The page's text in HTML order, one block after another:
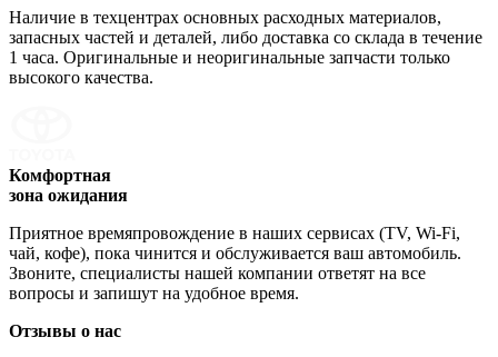
Наличие в техцентрах основных расходных материалов,
запасных частей и деталей, либо доставка со склада в течение
1 часа. Оригинальные и неоригинальные запчасти только
высокого качества.
Комфортная
зона ожидания
Приятное времяпровождение в наших сервисах (TV, Wi-Fi,
чай, кофе), пока чинится и обслуживается ваш автомобиль.
Звоните, специалисты нашей компании ответят на все
вопросы и запишут на удобное время.
Отзывы о нас